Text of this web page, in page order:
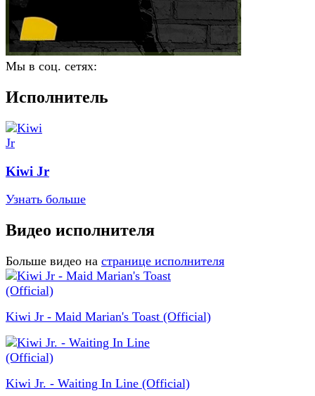
Мы в соц. сетях:
Исполнитель
Kiwi Jr
Узнать больше
Видео исполнителя
Больше видео на странице исполнителя
Kiwi Jr - Maid Marian's Toast (Official)
Kiwi Jr. - Waiting In Line (Official)